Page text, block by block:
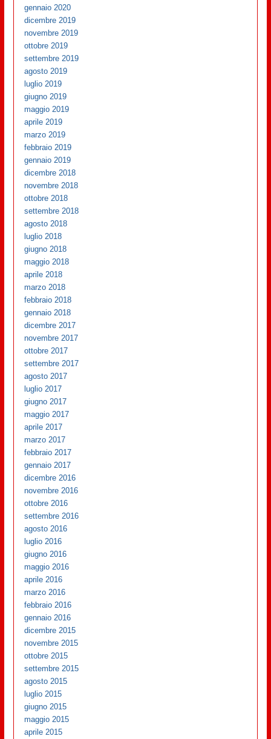
gennaio 2020
dicembre 2019
novembre 2019
ottobre 2019
settembre 2019
agosto 2019
luglio 2019
giugno 2019
maggio 2019
aprile 2019
marzo 2019
febbraio 2019
gennaio 2019
dicembre 2018
novembre 2018
ottobre 2018
settembre 2018
agosto 2018
luglio 2018
giugno 2018
maggio 2018
aprile 2018
marzo 2018
febbraio 2018
gennaio 2018
dicembre 2017
novembre 2017
ottobre 2017
settembre 2017
agosto 2017
luglio 2017
giugno 2017
maggio 2017
aprile 2017
marzo 2017
febbraio 2017
gennaio 2017
dicembre 2016
novembre 2016
ottobre 2016
settembre 2016
agosto 2016
luglio 2016
giugno 2016
maggio 2016
aprile 2016
marzo 2016
febbraio 2016
gennaio 2016
dicembre 2015
novembre 2015
ottobre 2015
settembre 2015
agosto 2015
luglio 2015
giugno 2015
maggio 2015
aprile 2015